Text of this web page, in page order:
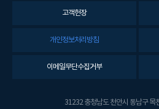
고객헌장
개인정보처리방침
이메일무단수집거부
31232 충청남도 천안시 동남구 목